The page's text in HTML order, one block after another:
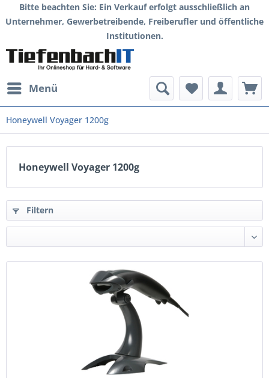
Bitte beachten Sie: Ein Verkauf erfolgt ausschließlich an
Unternehmer, Gewerbetreibende, Freiberufler und öffentliche
Institutionen.
Menü
Honeywell Voyager 1200g
Honeywell Voyager 1200g
Filtern